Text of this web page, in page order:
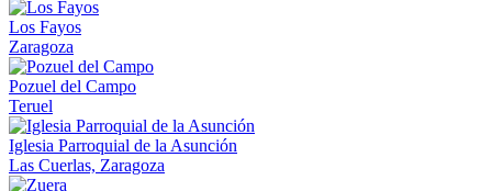
Los Fayos
Zaragoza
Pozuel del Campo
Teruel
Iglesia Parroquial de la Asunción
Las Cuerlas, Zaragoza